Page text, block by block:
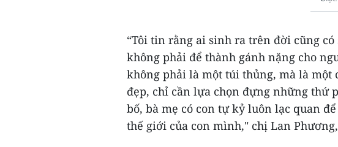
“Tôi tin rằng ai sinh ra trên đời cũng
không phải để thành gánh nặng cho
không phải là một túi thủng, mà là
đẹp, chỉ cần lựa chọn đựng những thứ
bố, bà mẹ có con tự kỷ luôn lạc quan
thế giới của con mình," chị Lan